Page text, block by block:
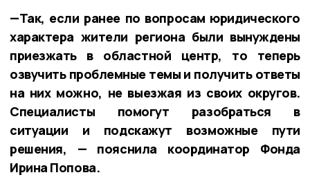
—Так, если ранее по вопросам юридического
характера жители региона были вынуждены
приезжать в областной центр, то теперь
озвучить проблемные темы и получить ответы
на них можно, не выезжая из своих округов.
Специалисты помогут разобраться в
ситуации и подскажут возможные пути
решения, — пояснила координатор Фонда
Ирина Попова.